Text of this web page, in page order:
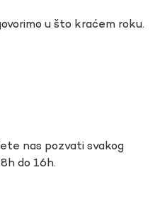
u što kraćem roku.
nas pozvati svakog
do 16h.